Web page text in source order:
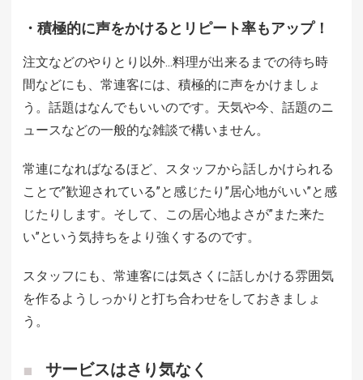
・積極的に声をかけるとリピート率もアップ！
注文などのやりとり以外…料理が出来るまでの待ち時
間などにも、常連客には、積極的に声をかけましょ
う。話題はなんでもいいのです。天気や今、話題のニ
ュースなどの一般的な雑談で構いません。
常連になればなるほど、スタッフから話しかけられる
ことで”歓迎されている”と感じたり”居心地がいい”と感
じたりします。そして、この居心地よさが”また来た
い”という気持ちをより強くするのです。
スタッフにも、常連客には気さくに話しかける雰囲気
を作るようしっかりと打ち合わせをしておきましょ
う。
サービスはさり気なく